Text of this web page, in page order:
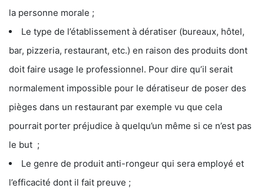
la personne morale ;
Le type de l’établissement à dératiser (bureaux, hôtel,
bar, pizzeria, restaurant, etc.) en raison des produits dont
doit faire usage le professionnel. Pour dire qu’il serait
normalement impossible pour le dératiseur de poser des
pièges dans un restaurant par exemple vu que cela
pourrait porter préjudice à quelqu’un même si ce n’est pas
le but ;
Le genre de produit anti-rongeur qui sera employé et
l’efficacité dont il fait preuve ;